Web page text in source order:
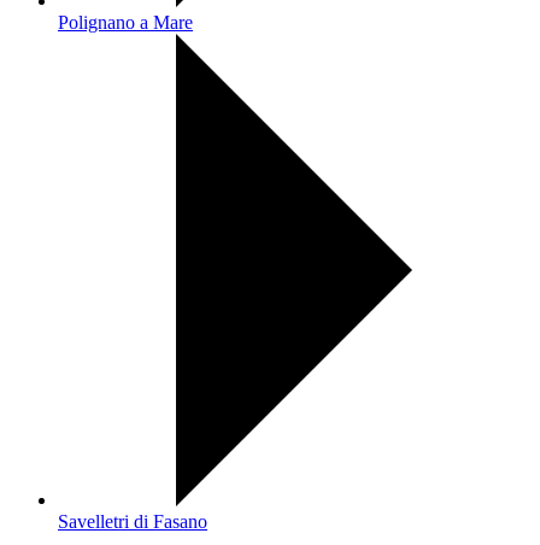
Polignano a Mare
Savelletri di Fasano